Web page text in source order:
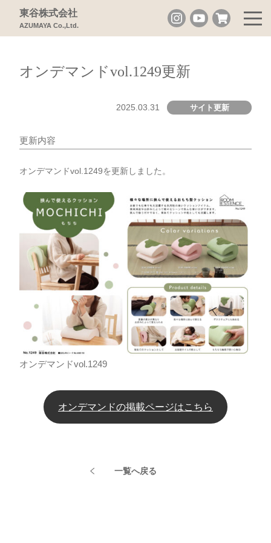
東谷株式会社
AZUMAYA Co.,Ltd.
オンデマンドvol.1249更新
2025.03.31 サイト更新
更新内容
オンデマンドvol.1249を更新しました。
オンデマンドvol.1249
オンデマンドの掲載ページはこちら
一覧へ戻る